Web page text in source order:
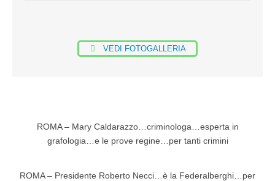
VEDI FOTOGALLERIA
ROMA – Mary Caldarazzo…criminologa…esperta in
grafologia…e le prove regine…per tanti crimini
ROMA – Presidente Roberto Necci…è la Federalberghi…per